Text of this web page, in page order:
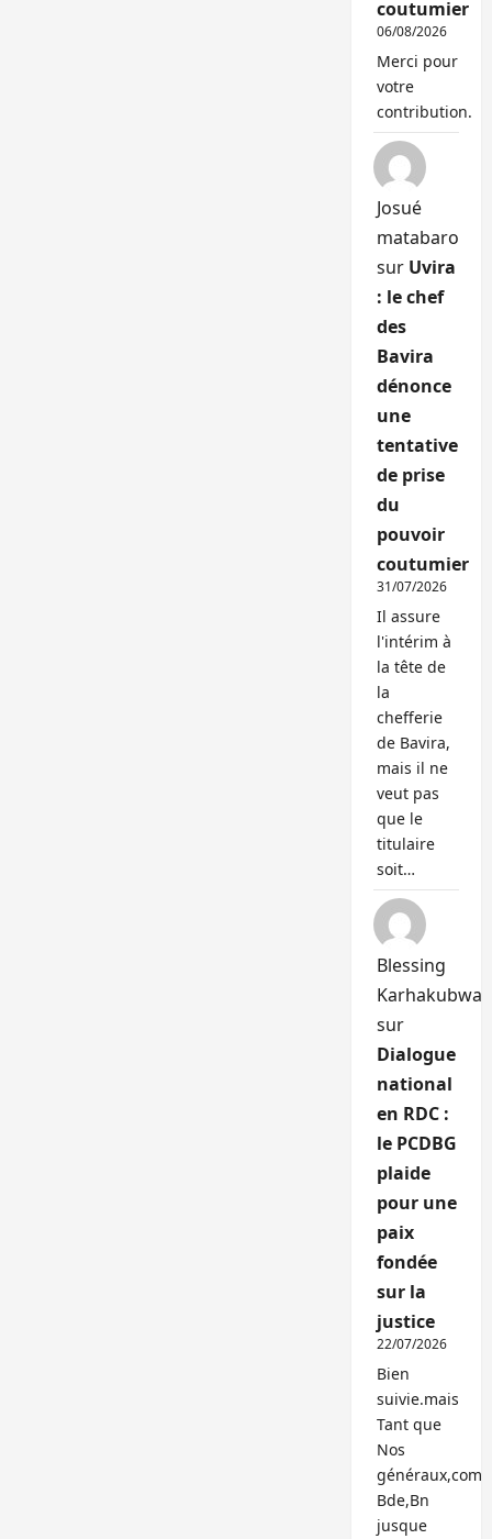
coutumier
06/08/2026
Merci pour
votre
contribution.
Josué
matabaro
sur Uvira
: le chef
des
Bavira
dénonce
une
tentative
de prise
du
pouvoir
coutumier
31/07/2026
Il assure
l'intérim à
la tête de
la
chefferie
de Bavira,
mais il ne
veut pas
que le
titulaire
soit…
Blessing
Karhakubwa
sur
Dialogue
national
en RDC :
le PCDBG
plaide
pour une
paix
fondée
sur la
justice
22/07/2026
Bien
suivie.mais
Tant que
Nos
généraux,com
Bde,Bn
jusque